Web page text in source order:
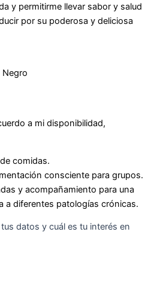
y permitirme llevar sabor y salud
por su poderosa y deliciosa
a mi disponibilidad,
comidas.
consciente para grupos.
y acompañamiento para una
a diferentes patologías crónicas.
datos y cuál es tu interés en